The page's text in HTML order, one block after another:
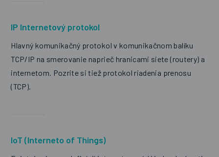
IP Internetový protokol
Hlavný komunikačný protokol v komunikačnom balíku
TCP/IP na smerovanie naprieč hranicami siete (routery) a
internetom. Pozrite si tiež protokol riadenia prenosu
(TCP).
IoT (Interneto of Things)